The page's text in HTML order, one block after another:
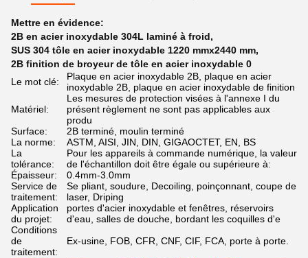
Mettre en évidence:
2B en acier inoxydable 304L laminé à froid,
SUS 304 tôle en acier inoxydable 1220 mmx2440 mm,
2B finition de broyeur de tôle en acier inoxydable 0
Le mot clé:
Plaque en acier inoxydable 2B, plaque en acier
inoxydable 2B, plaque en acier inoxydable de finition
Matériel:
Les mesures de protection visées à l'annexe I du
présent règlement ne sont pas applicables aux
produ
Surface:
2B terminé, moulin terminé
La norme:
ASTM, AISI, JIN, DIN, GIGAOCTET, EN, BS
La
tolérance:
Pour les appareils à commande numérique, la valeur
de l'échantillon doit être égale ou supérieure à:
Épaisseur:
0.4mm-3.0mm
Service de
traitement:
Se pliant, soudure, Decoiling, poinçonnant, coupe de
laser, Driping
Application
du projet:
portes d'acier inoxydable et fenêtres, réservoirs
d'eau, salles de douche, bordant les coquilles d'e
Conditions
de
traitement:
Ex-usine, FOB, CFR, CNF, CIF, FCA, porte à porte.